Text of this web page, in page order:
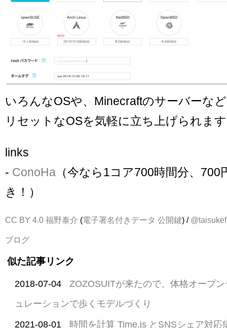
いろんなOSや、Minecraftのサーバーな
リセットなOSを気軽に立ち上げられま
links
- ConoHa （今なら1コア700時間分、700
き！）
CC BY 4.0 福野泰介 (電子署名付きデータ 公開鍵) / @taisukef
ブログ
似た記事リンク
2018-07-04
ZOZOSUITが来たので、体格オープ
ュレーションで歩くモデルづくり
2021-08-01 時間を計算 Time.js とSNSシェア対応